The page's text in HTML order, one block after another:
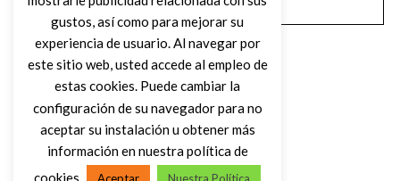
gustos, así como para mejorar su
experiencia de usuario. Al navegar por
este sitio web, usted accede al empleo de
estas cookies. Puede cambiar la
configuración de su navegador para no
aceptar su instalación u obtener más
información en nuestra política de
cookies